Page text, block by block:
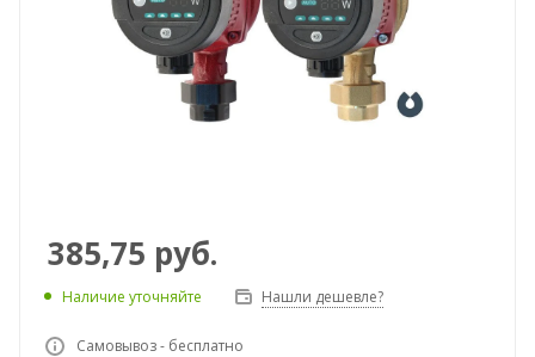
385,75 руб.
Наличие уточняйте Нашли дешевле?
Самовывоз - бесплатно